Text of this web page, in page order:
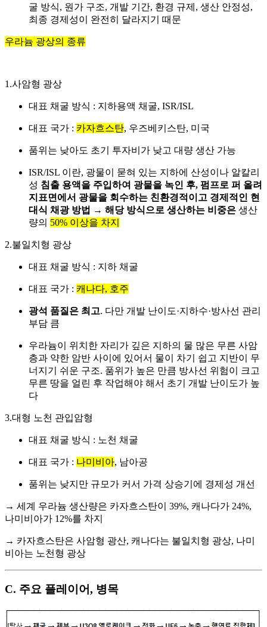
굴 방식, 원가 구조, 개발 기간, 환경 규제, 생산 안정성,
최종 경제성이 완전히 달라지기 때문
우라늄 광상의 종류
1.사암형 광상
대표 채굴 방식 : 지하용액 채굴, ISR/ISL
대표 국가 : 카자흐스탄, 우즈베키스탄, 미국
품위는 낮아도 초기 투자비가 낮고 대량 생산 가능
ISR/ISL 이란, 광물이 묻혀 있는 지하에 산성이나 알칼리
성 침출 용액을 주입하여 광물을 녹인 후, 펌프로 퍼 올려
지표면에서 광물을 회수하는 친환경적이고 경제적인 현
대식 채광 방법 → 해당 방식으로 생산하는 비중은 생산
량의 50% 이상을 차지
2.불일치형 광상
대표 채굴 방식 : 지하 채굴
대표 국가 : 캐나다, 호주
광석 품질은 최고. 다만 개발 난이도·지하수·방사선 관리
부담 큼
우라늄이 위치한 자리가 깊은 지하의 물 많은 무른 사암
층과 약한 암반 사이에 있어서 물이 차기 쉽고 지반이 무
너지기 쉬운 구조. 품위가 높은 만큼 방사선 위험이 크고
무른 땅을 얼린 후 작업해야 해서 초기 개발 난이도가 높
다
3.대형 노천 관입암형
대표 채굴 방식 : 노천 채굴
대표 국가 : 나미비아, 남아공
품위는 낮지만 규모가 커서 가격 상승기에 경제성 개선
→ 세계 우라늄 생산량은 카자흐스탄이 39%, 캐나다가 24%,
나미비아가 12%를 차지
→ 카자흐스탄은 사암형 광산, 캐나다는 불일치형 광상, 나미
비아는 노천형 광상
C. 주요 플레이어, 병목